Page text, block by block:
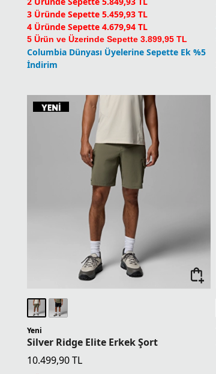
Columbia Dünyası Üyelerine Sepette Ek %5
İndirim
Silver Ridge Elite Erkek Şort
10.499,90
1 Üründe Sepette 8.399,92 TL
2 Üründe Sepette 7.874,93 TL
3 Üründe Sepette 7.349,93 TL
4 Üründe Sepette 6.299,94 TL